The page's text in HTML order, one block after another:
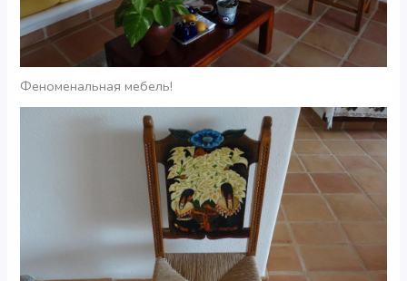
Феноменальная мебель!